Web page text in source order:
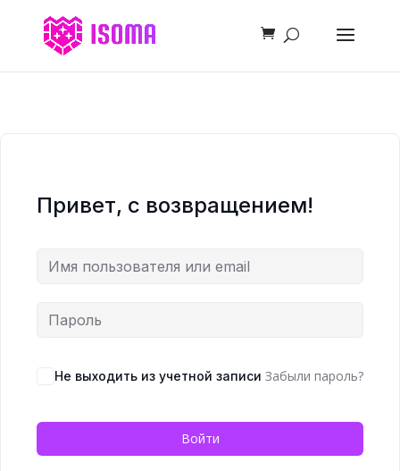
Привет, с возвращением!
Не выходить из учетной записи Забыли пароль?
Войти